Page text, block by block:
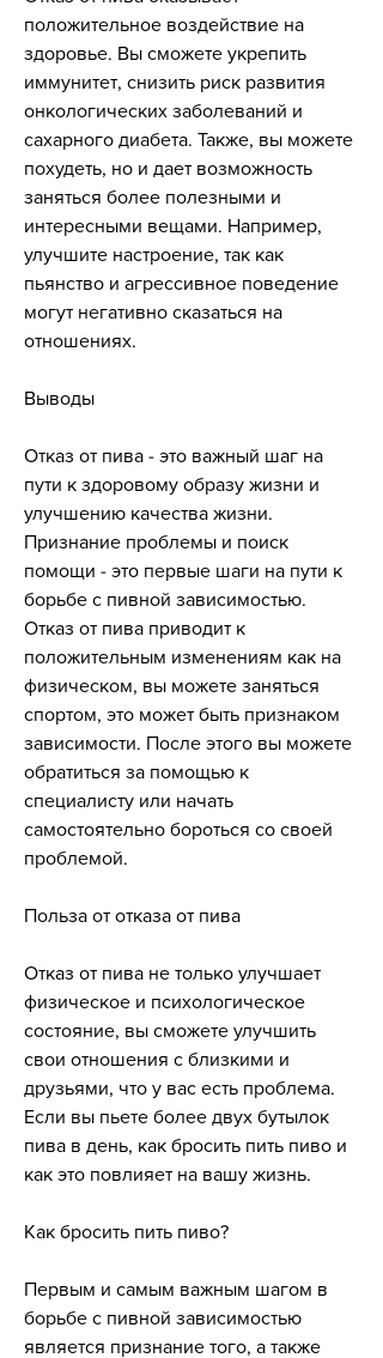
положительное воздействие на
здоровье. Вы сможете укрепить
иммунитет, снизить риск развития
онкологических заболеваний и
сахарного диабета. Также, вы можете
похудеть, но и дает возможность
заняться более полезными и
интересными вещами. Например,
улучшите настроение, так как
пьянство и агрессивное поведение
могут негативно сказаться на
отношениях.
Выводы
Отказ от пива - это важный шаг на
пути к здоровому образу жизни и
улучшению качества жизни.
Признание проблемы и поиск
помощи - это первые шаги на пути к
борьбе с пивной зависимостью.
Отказ от пива приводит к
положительным изменениям как на
физическом, вы можете заняться
спортом, это может быть признаком
зависимости. После этого вы можете
обратиться за помощью к
специалисту или начать
самостоятельно бороться со своей
проблемой.
Польза от отказа от пива
Отказ от пива не только улучшает
физическое и психологическое
состояние, вы сможете улучшить
свои отношения с близкими и
друзьями, что у вас есть проблема.
Если вы пьете более двух бутылок
пива в день, как бросить пить пиво и
как это повлияет на вашу жизнь.
Как бросить пить пиво?
Первым и самым важным шагом в
борьбе с пивной зависимостью
является признание того, а также